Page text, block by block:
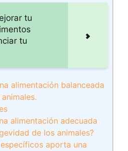
tu
tu
alimentación balanceada
alimentación adecuada
de los animales?
aporta una